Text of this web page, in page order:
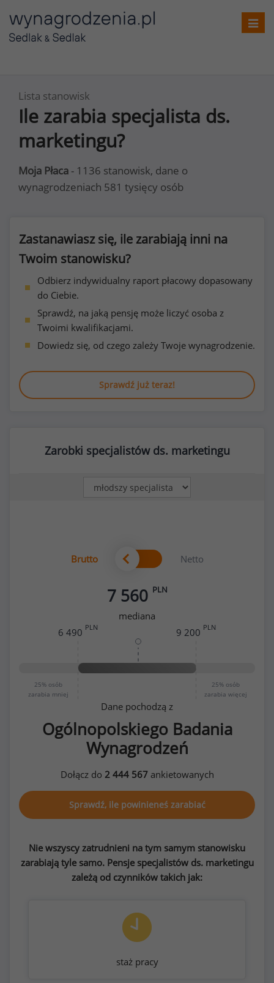
Lista stanowisk
Ile zarabia specjalista ds.
marketingu?
Moja Płaca - 1136 stanowisk, dane o
wynagrodzeniach 581 tysięcy osób
Zastanawiasz się, ile zarabiają inni na
Twoim stanowisku?
Odbierz indywidualny raport płacowy dopasowany
do Ciebie.
Sprawdź, na jaką pensję może liczyć osoba z
Twoimi kwalifikacjami.
Dowiedz się, od czego zależy Twoje wynagrodzenie.
Sprawdź już teraz!
Zarobki specjalistów ds. marketingu
Brutto Netto
7 560 PLN
mediana
25% osób
zarabia mniej
25% osób
zarabia więcej
6 490 PLN 9 200 PLN
Dane pochodzą z
Ogólnopolskiego Badania
Wynagrodzeń
Dołącz do 2 444 567ankietowanych
Sprawdź, ile powinieneś zarabiać
Nie wszyscy zatrudnieni na tym samym stanowisku
zarabiają tyle samo. Pensje specjalistów ds. marketingu
zależą od czynników takich jak:
staż pracy